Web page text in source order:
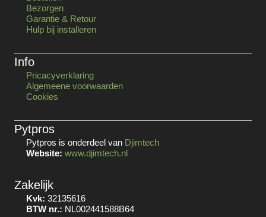
Bezorgen
Garantie & Retour
Hulp bij installeren
Info
Pricacyverklaring
Algemeene voorwaarden
Cookies
Pytpros
Pytpros is onderdeel van Djimtech
Website: www.djimtech.nl
Zakelijk
Kvk: 32135616
BTW nr.: NL002441588B64